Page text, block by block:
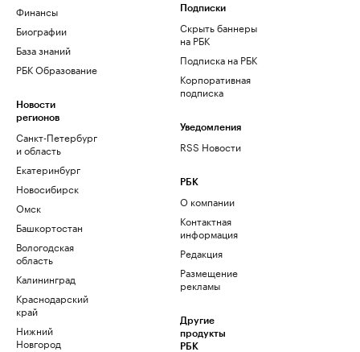
Финансы
Биографии
База знаний
РБК Образование
Новости
регионов
Санкт-Петербург
и область
Екатеринбург
Новосибирск
Омск
Башкортостан
Вологодская
область
Калининград
Краснодарский
край
Нижний
Новгород
Подписки
Скрыть баннеры
на РБК
Подписка на РБК
Корпоративная
подписка
Уведомления
RSS Новости
РБК
О компании
Контактная
информация
Редакция
Размещение
рекламы
Другие
продукты
РБК